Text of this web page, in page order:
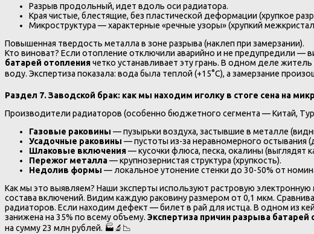
Разрыв продольный, идет вдоль оси радиатора.
Края чистые, блестящие, без пластической деформации (хрупкое
Микроструктура — характерные «речные узоры» (хрупкий
Повышенная твердость металла в зоне разрыва (наклеп при замерзании).
Кто виноват? Если отопление отключили аварийно и не предупредили —
батарей отоплениячетко устанавливает эту грань. В одном деле
воду. Экспертиза показала: вода была теплой (+15°C), а замерзание
Раздел 7. Заводской брак: как мы находим иголку в стоге сена на
Производители радиаторов (особенно бюджетного сегмента — Китай,
Газовые раковины — пузырьки воздуха, застывшие в металле
Усадочные раковины — пустоты из-за неравномерного остывания
Шлаковые включения— кусочки флюса, песка, окалины (выглядят
Пережог металла— крупнозернистая структура (хрупкость).
Недолив формы — локальное утонение стенки до 30-50% от
Как мы это выявляем? Наши эксперты используют растровую
состава включений. Видим каждую раковину размером от 0,1 мкм.
радиаторов. Если находим дефект — билет в рай для истца. В одном из
занижена на 35% по всему объему. Экспертиза причин разрыва батарей
на сумму 23 млн рублей. 🏭🔬📉